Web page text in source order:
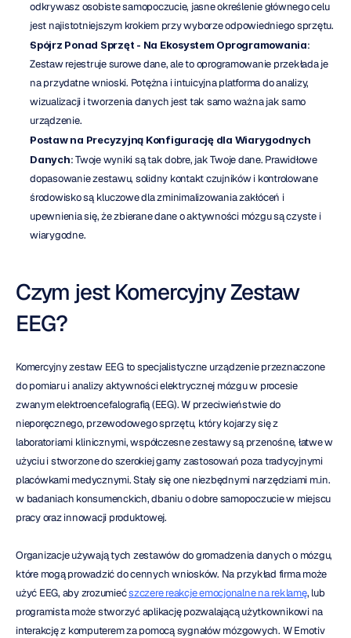
odkrywasz osobiste samopoczucie, jasne określenie głównego celu
jest najistotniejszym krokiem przy wyborze odpowiedniego sprzętu.
Spójrz Ponad Sprzęt - Na Ekosystem Oprogramowania:
Zestaw rejestruje surowe dane, ale to oprogramowanie przekłada je
na przydatne wnioski. Potężna i intuicyjna platforma do analizy,
wizualizacji i tworzenia danych jest tak samo ważna jak samo
urządzenie.
Postaw na Precyzyjną Konfigurację dla Wiarygodnych
Danych: Twoje wyniki są tak dobre, jak Twoje dane. Prawidłowe
dopasowanie zestawu, solidny kontakt czujników i kontrolowane
środowisko są kluczowe dla zminimalizowania zakłóceń i
upewnienia się, że zbierane dane o aktywności mózgu są czyste i
wiarygodne.
Czym jest Komercyjny Zestaw
EEG?
Komercyjny zestaw EEG to specjalistyczne urządzenie przeznaczone
do pomiaru i analizy aktywności elektrycznej mózgu w procesie
zwanym elektroencefalografią (EEG). W przeciwieństwie do
nieporęcznego, przewodowego sprzętu, który kojarzy się z
laboratoriami klinicznymi, współczesne zestawy są przenośne, łatwe w
użyciu i stworzone do szerokiej gamy zastosowań poza tradycyjnymi
placówkami medycznymi. Stały się one niezbędnymi narzędziami m.in.
w badaniach konsumenckich, dbaniu o dobre samopoczucie w miejscu
pracy oraz innowacji produktowej.
Organizacje używają tych zestawów do gromadzenia danych o mózgu,
które mogą prowadzić do cennych wniosków. Na przykład firma może
użyć EEG, aby zrozumieć szczere reakcje emocjonalne na reklamę, lub
programista może stworzyć aplikację pozwalającą użytkownikowi na
interakcję z komputerem za pomocą sygnałów mózgowych. W Emotiv